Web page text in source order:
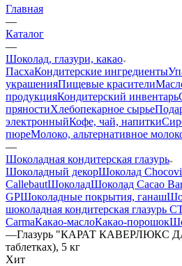
Главная
—
Каталог
—
Шоколад, глазури, какао
ПасхаКондитерские ингредиенты
украшенияПищевые красители
продукцияКондитерский инвентарь
пряностиХлебопекарное сырье
электронныйКофе, чай, напитки
пюреМолоко, альтернативное
—
Шоколадная кондитерская глазурь
Шоколадный декорШоколад
CallebautШоколадШоколад Cacao
GPШоколадные покрытия, ганаш
шоколадная кондитерская глазурь
CarmaКакао-маслоКакао-порошок
—Глазурь "КАРАТ КАВЕРЛЮКС
таблетках), 5 кг
Хит